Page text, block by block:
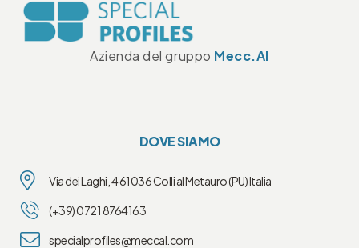
Azienda del gruppo Mecc.Al
DOVE SIAMO
Via dei Laghi, 4 61036 Colli al Metauro (PU) Italia
(+39) 0721 8764163
specialprofiles@meccal.com